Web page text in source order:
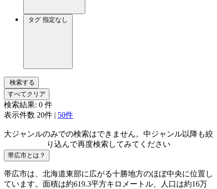
タグ 指定なし
検索する
すべてクリア
検索結果: 0 件
表示件数 20件 | 50件
大ジャンルのみでの検索はできません。中ジャンル以降も絞
り込んで再度検索してみてください
帯広市とは？
帯広市は、北海道東部に広がる十勝地方のほぼ中央に位置し
ています。面積は約619.3平方キロメートル、人口は約16万